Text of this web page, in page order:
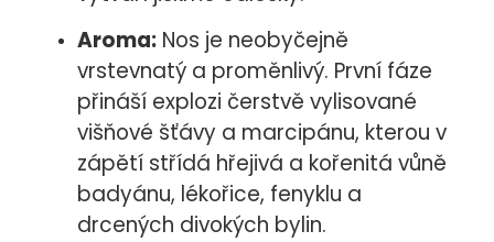
Aroma: Nos je neobyčejně
vrstevnatý a proměnlivý. První fáze
přináší explozi čerstvě vylisované
višňové šťávy a marcipánu, kterou v
zápětí střídá hřejivá a kořenitá vůně
badyánu, lékořice, fenyklu a
drcených divokých bylin.